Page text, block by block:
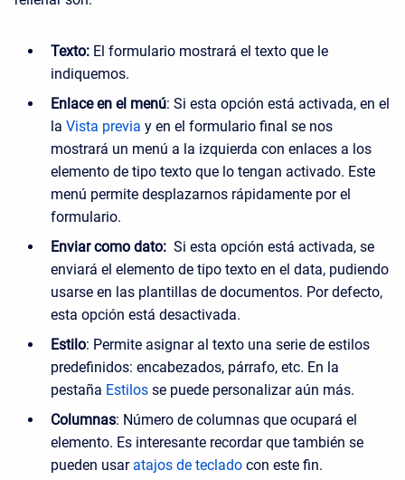
Texto: El formulario mostrará el texto que le
indiquemos.
Enlace en el menú: Si esta opción está activada, en el
la Vista previa y en el formulario final se nos
mostrará un menú a la izquierda con enlaces a los
elemento de tipo texto que lo tengan activado. Este
menú permite desplazarnos rápidamente por el
formulario.
Enviar como dato: Si esta opción está activada, se
enviará el elemento de tipo texto en el data, pudiendo
usarse en las plantillas de documentos. Por defecto,
esta opción está desactivada.
Estilo: Permite asignar al texto una serie de estilos
predefinidos: encabezados, párrafo, etc. En la
pestaña Estilos se puede personalizar aún más.
Columnas: Número de columnas que ocupará el
elemento. Es interesante recordar que también se
pueden usar atajos de teclado con este fin.